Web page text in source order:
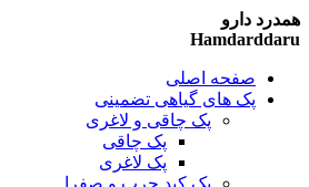
همدرد دارو
Hamdarddaru
صفحه اصلی
پک های گیاهی تضمینی
پک چاقی و لاغری
پک چاقی
پک لاغری
پک کبد چرب و صفرا